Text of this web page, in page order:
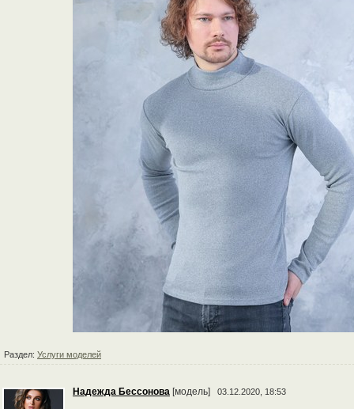
Раздел: Услуги моделей
Надежда Бессонова [модель] 03.12.2020, 18:53